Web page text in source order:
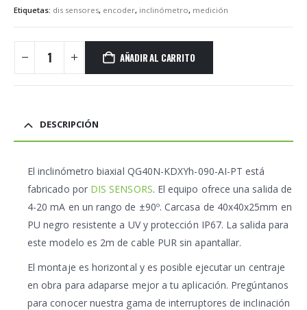
Etiquetas: dis sensores, encoder, inclinómetro, medición
AÑADIR AL CARRITO
DESCRIPCIÓN
Elinclinómetro biaxial QG40N-KDXYh-090-AI-PT está
fabricado por DIS SENSORS. El equipo ofrece una salida de
4-20 mA en un rango de ±90º. Carcasa de 40x40x25mm en
PU negro resistente a UV y protección IP67. La salida para
este modelo es 2m de cable PUR sin apantallar.
El montaje es horizontal y es posible ejecutar un centraje
en obra para adaparse mejor a tu aplicación. Pregúntanos
para conocer nuestra gama de interruptores de inclinación